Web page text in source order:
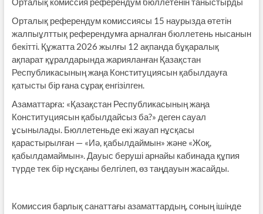
Орталық референдум комиссиясы 15 наурызда өтетін
жалпыұлттық референдумға арналған бюллетень нысанын
бекітті. Құжатта 2026 жылғы 12 ақпанда бұқаралық
ақпарат құралдарында жарияланған Қазақстан
Республикасының жаңа Конституциясын қабылдауға
қатысты бір ғана сұрақ енгізілген.
Азаматтарға: «Қазақстан Республикасының жаңа
Конституциясын қабылдайсыз ба?» деген сауал
ұсынылады. Бюллетеньде екі жауап нұсқасы
қарастырылған — «Иә, қабылдаймын» және «Жоқ,
қабылдамаймын». Дауыс беруші арнайы кабинада құпия
түрде тек бір нұсқаны белгілеп, өз таңдауын жасайды.
Комиссия барлық санаттағы азаматтардың, соның ішінде